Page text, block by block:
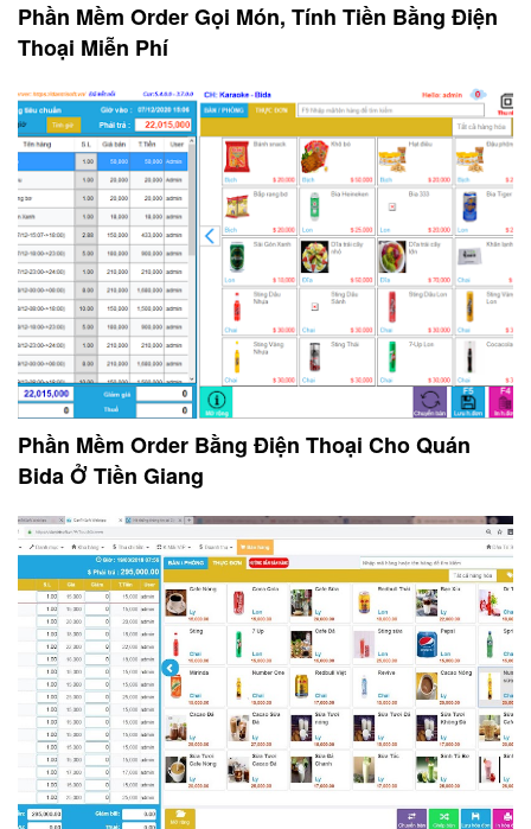
Phần Mềm Order Gọi Món, Tính Tiền Bằng Điện
Thoại Miễn Phí
Phần Mềm Order Bằng Điện Thoại Cho Quán
Bida Ở Tiền Giang